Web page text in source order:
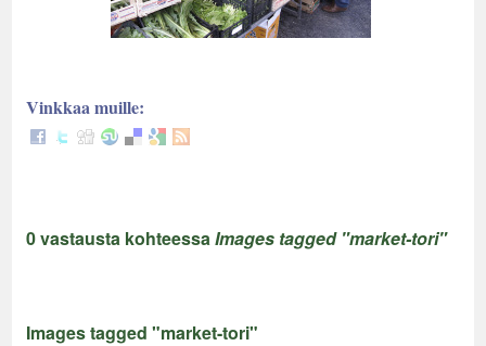
Vinkkaa muille:
0 vastausta kohteessaImages tagged "market-tori"
Images tagged "market-tori"